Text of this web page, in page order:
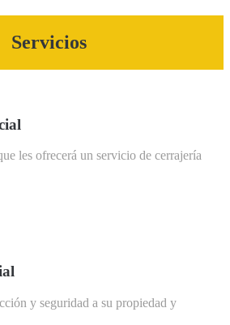
Servicios
les ofrecerá un servicio de cerrajería
y seguridad a su propiedad y